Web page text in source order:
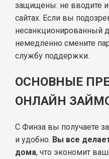
защищены: не вводите
сайтах. Если вы
несанкционированный
немедленно смените
службу поддержки.
ОСНОВНЫЕ
ОНЛАЙН
С Финза вы получаете
и удобно. Вы все
дома, что экономит